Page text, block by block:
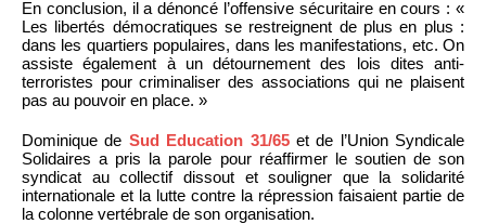
En conclusion, il a dénoncé l’offensive sécuritaire en cours : «
Les libertés démocratiques se restreignent de plus en plus :
dans les quartiers populaires, dans les manifestations, etc. On
assiste également à un détournement des lois dites anti-
terroristes pour criminaliser des associations qui ne plaisent
pas au pouvoir en place. »
Dominique de Sud Education 31/65et de l’Union Syndicale
Solidaires a pris la parole pour réaffirmer le soutien de son
syndicat au collectif dissout et souligner que la solidarité
internationale et la lutte contre la répression faisaient partie de
la colonne vertébrale de son organisation.